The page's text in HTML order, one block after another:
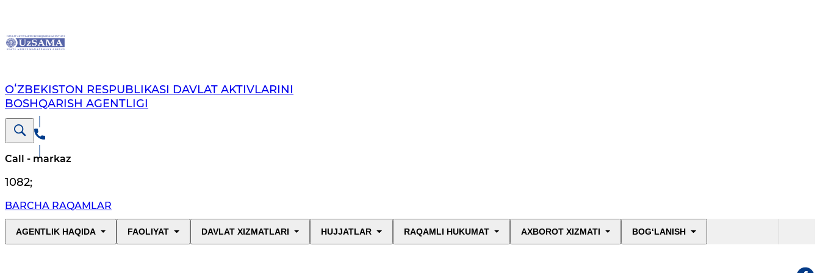
OʻZBEKISTON RESPUBLIKASI DAVLAT AKTIVLARINI
BOSHQARISH AGENTLIGI
Call - markaz
1082;
BARCHA RAQAMLAR
AGENTLIK HAQIDA FAOLIYAT DAVLAT XIZMATLARI HUJJATLAR RAQAMLI HUKUMAT AXBOROT XIZMATI BOG‘LANISH